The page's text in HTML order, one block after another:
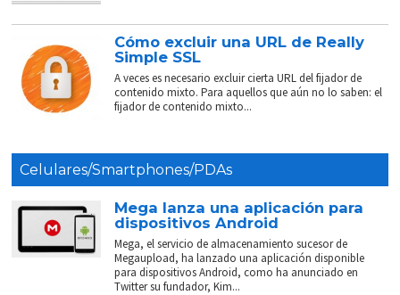
Cómo excluir una URL de Really
Simple SSL
A veces es necesario excluir cierta URL del fijador de
contenido mixto. Para aquellos que aún no lo saben: el
fijador de contenido mixto...
Celulares/Smartphones/PDAs
Mega lanza una aplicación para
dispositivos Android
Mega, el servicio de almacenamiento sucesor de
Megaupload, ha lanzado una aplicación disponible
para dispositivos Android, como ha anunciado en
Twitter su fundador, Kim...